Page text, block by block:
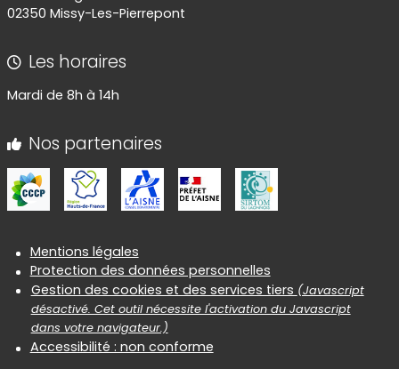
02350 Missy-Les-Pierrepont
Les horaires
Mardi de 8h à 14h
Nos partenaires
Informations réglementaires
Mentions légales
Protection des données personnelles
Gestion des cookies et des services tiers (Javascript
désactivé. Cet outil nécessite l'activation du Javascript
dans votre navigateur.)
Accessibilité : non conforme